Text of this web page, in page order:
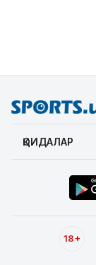
ҚОИДАЛАР
18+